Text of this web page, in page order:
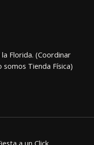
la Florida. (Coordinar
Tienda Física)
a un Click